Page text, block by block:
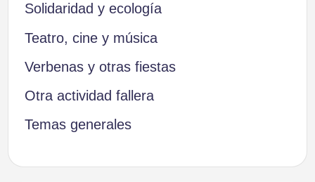
Solidaridad y ecología
Teatro, cine y música
Verbenas y otras fiestas
Otra actividad fallera
Temas generales